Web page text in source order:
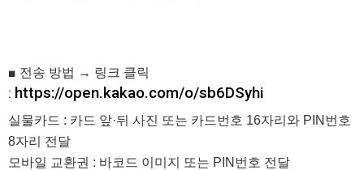
■ 전송 방법 → 링크 클릭
: https://open.kakao.com/o/sb6DSyhi
실물카드 : 카드 앞·뒤 사진 또는 카드번호 16자리와 PIN번호
8자리 전달
모바일 교환권 : 바코드 이미지 또는 PIN번호 전달